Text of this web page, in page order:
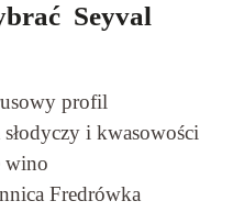
Seyval
profil
i kwasowości
wino
Fredrówka